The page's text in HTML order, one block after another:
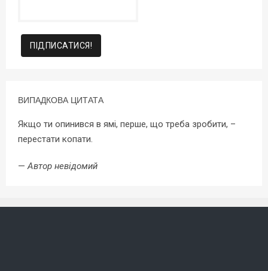
ВИПАДКОВА ЦИТАТА
Якщо ти опинився в ямі, перше, що треба зробити, –
перестати копати.
—Автор невідомий